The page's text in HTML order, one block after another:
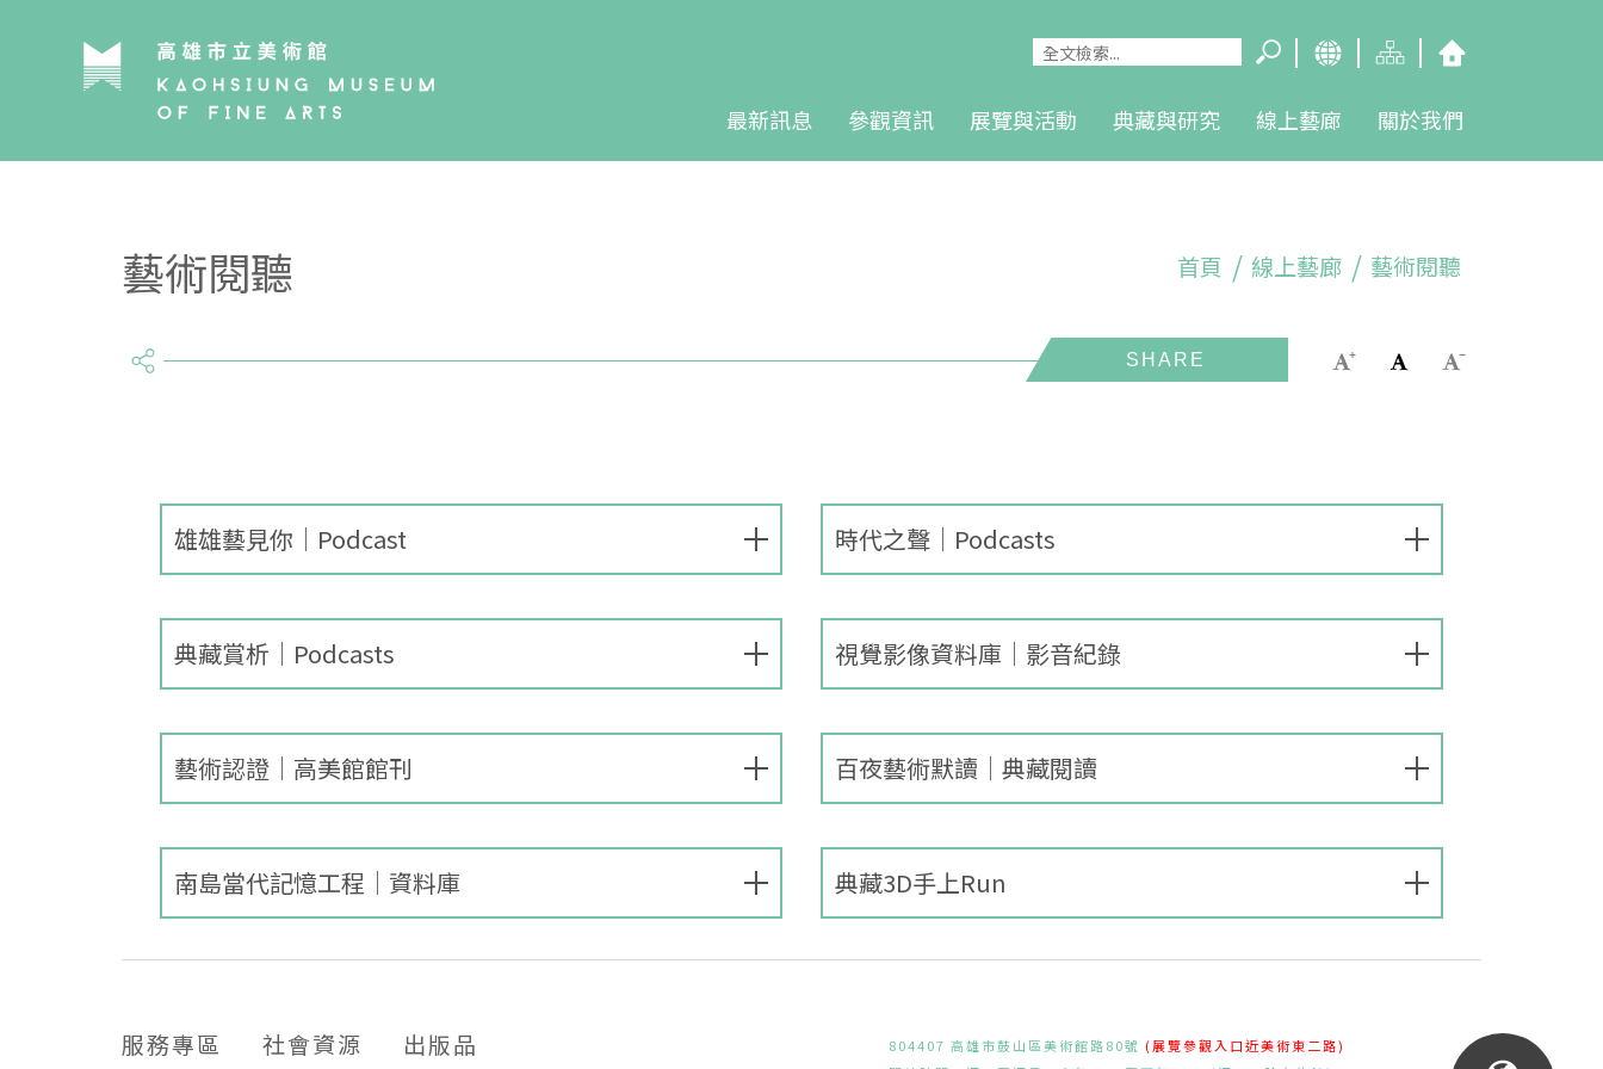
最新訊息 參觀資訊 展覽與活動 典藏與研究 線上藝廊 關於我們
藝術閱聽 首頁 線上藝廊 藝術閱聽
share
雄雄藝見你│Podcast 時代之聲│Podcasts
典藏賞析│Podcasts 視覺影像資料庫│影音紀錄
藝術認證│高美館館刊 百夜藝術默讀│典藏閱讀
南島當代記憶工程│資料庫 典藏3D手上Run
服務專區 社會資源 出版品 804407 高雄市鼓山區美術館路80號 (展覽參觀入口近美術東二路)